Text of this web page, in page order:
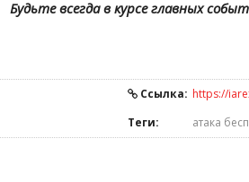
Будьте всегда в курсе главных
Ссылка: https://
Теги: атака